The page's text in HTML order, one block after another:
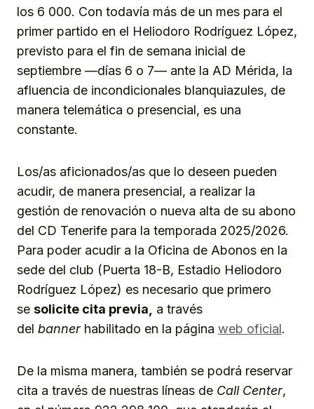
los 6 000. Con todavía más de un mes para el
primer partido en el Heliodoro Rodríguez López,
previsto para el fin de semana inicial de
septiembre —días 6 o 7— ante la AD Mérida, la
afluencia de incondicionales blanquiazules, de
manera telemática o presencial, es una
constante.
Los/as aficionados/as que lo deseen pueden
acudir, de manera presencial, a realizar la
gestión de renovación o nueva alta de su abono
del CD Tenerife para la temporada 2025/2026.
Para poder acudir a la Oficina de Abonos en la
sede del club (Puerta 18-B, Estadio Heliodoro
Rodríguez López) es necesario que primero
se solicite cita previa,
a través
del bannerhabilitado en la página web oficial.
De la misma manera, también se podrá reservar
cita a través de nuestras líneas de Call Center,